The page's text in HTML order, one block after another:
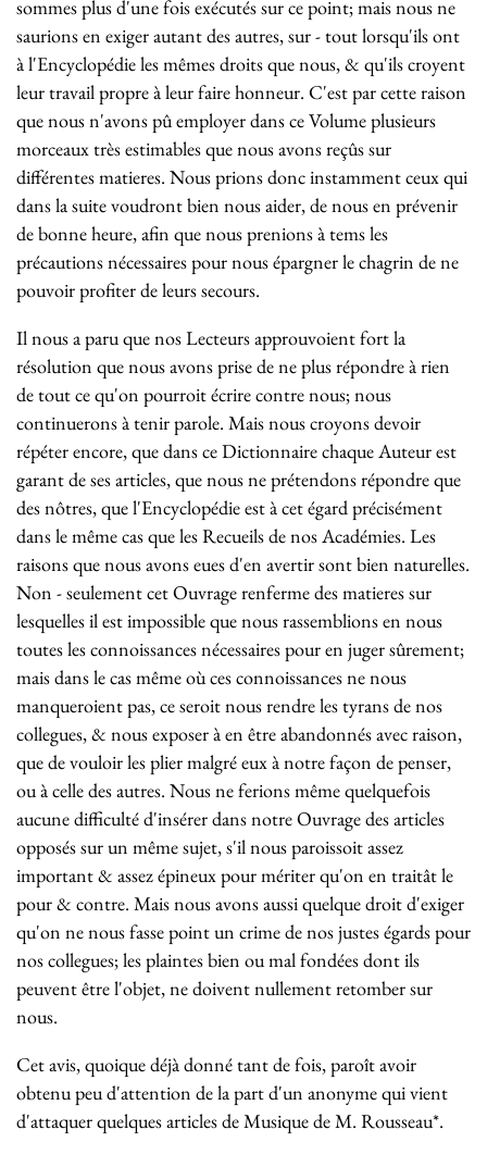
sommes plus d'une fois exécutés sur ce point; mais nous ne
saurions en exiger autant des autres, sur - tout lorsqu'ils ont
à l'Encyclopédie les mêmes droits que nous, & qu'ils croyent
leur travail propre à leur faire honneur. C'est par cette raison
que nous n'avons pû employer dans ce Volume plusieurs
morceaux très estimables que nous avons reçûs sur
différentes matieres. Nous prions donc instamment ceux qui
dans la suite voudront bien nous aider, de nous en prévenir
de bonne heure, afin que nous prenions à tems les
précautions nécessaires pour nous épargner le chagrin de ne
pouvoir profiter de leurs secours.
Il nous a paru que nos Lecteurs approuvoient fort la
résolution que nous avons prise de ne plus répondre à rien
de tout ce qu'on pourroit écrire contre nous; nous
continuerons à tenir parole. Mais nous croyons devoir
répéter encore, que dans ce Dictionnaire chaque Auteur est
garant de ses articles, que nous ne prétendons répondre que
des nôtres, que l'Encyclopédie est à cet égard précisément
dans le même cas que les Recueils de nos Académies. Les
raisons que nous avons eues d'en avertir sont bien naturelles.
Non - seulement cet Ouvrage renferme des matieres sur
lesquelles il est impossible que nous rassemblions en nous
toutes les connoissances nécessaires pour en juger sûrement;
mais dans le cas même où ces connoissances ne nous
manqueroient pas, ce seroit nous rendre les tyrans de nos
collegues, & nous exposer à en être abandonnés avec raison,
que de vouloir les plier malgré eux à notre façon de penser,
ou à celle des autres. Nous ne ferions même quelquefois
aucune difficulté d'insérer dans notre Ouvrage des articles
opposés sur un même sujet, s'il nous paroissoit assez
important & assez épineux pour mériter qu'on en traitât le
pour & contre. Mais nous avons aussi quelque droit d'exiger
qu'on ne nous fasse point un crime de nos justes égards pour
nos collegues; les plaintes bien ou mal fondées dont ils
peuvent être l'objet, ne doivent nullement retomber sur
nous.
Cet avis, quoique déjà donné tant de fois, paroît avoir
obtenu peu d'attention de la part d'un anonyme qui vient
d'attaquer quelques articles de Musique de M. Rousseau*.